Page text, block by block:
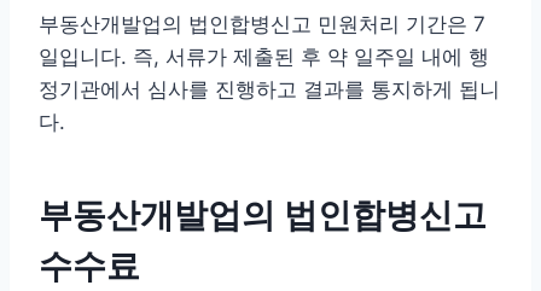
부동산개발업의 법인합병신고 민원처리 기간은 7
일입니다. 즉, 서류가 제출된 후 약 일주일 내에 행
정기관에서 심사를 진행하고 결과를 통지하게 됩니
다.
부동산개발업의 법인합병신고
수수료